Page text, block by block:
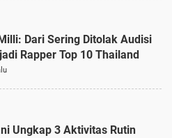
Dari Sering Ditolak Audisi
Rapper Top 10 Thailand
Ungkap 3 Aktivitas Rutin